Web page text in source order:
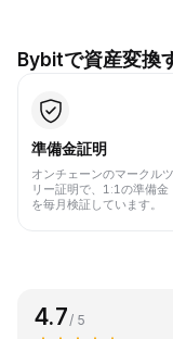
Bybitで資産変換
準備金証明
オンチェーンのマークルツ
リー証明で、1:1の準備金
を毎月検証しています。
4.7/ 5